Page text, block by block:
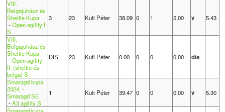
VIII.
Belgajuhász és
Sheltie Kupa
-Open agility I.
S
3 23 Kuti Péter 38.09 0 1 5.00 v 5.43
VIII.
Belgajuhász és
Sheltie Kupa
-Open agility
II. (sheltie és
belga) S
DIS 23 Kuti Péter 0.00 0 0 0.00 dis
Smaragd kupa
2024. -
Smaragd SE
-A3 agility S
1 Kuti Péter 39.47 0 0 0.00 v 5.30